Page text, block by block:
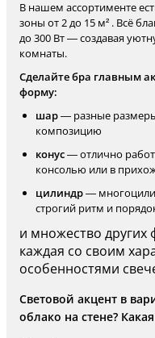
В нашем ассортименте
зоны от 2 до 15 м² . Всё
до 300 Вт — создавая
комнаты.
Сделайте бра главным
форму:
шар— разные
композицию
конус— отлично
консолью или в
цилиндр—
строгий ритм и
и множество
каждая со своим
особенностями
Световой акцент в
облако на стене?